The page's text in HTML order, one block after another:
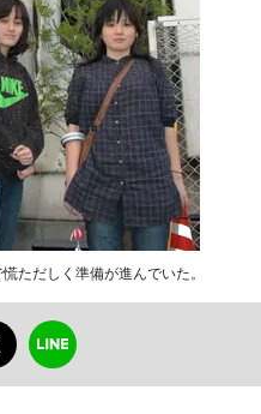
ただしく準備が進んでいた。